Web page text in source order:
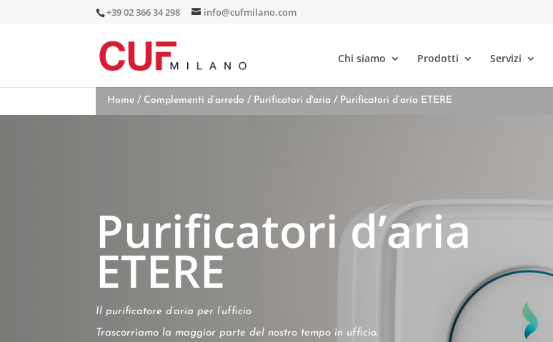
+39 02 366 34 298 info@cufmilano.com
Chi siamo Prodotti Servizi
Home / Complementi d’arredo / Purificatori d'aria / Purificatori d’aria ETERE
Purificatori d’aria
ETERE
Il purificatore d’aria per l’ufficio
Trascorriamo la maggior parte del nostro tempo in ufficio.